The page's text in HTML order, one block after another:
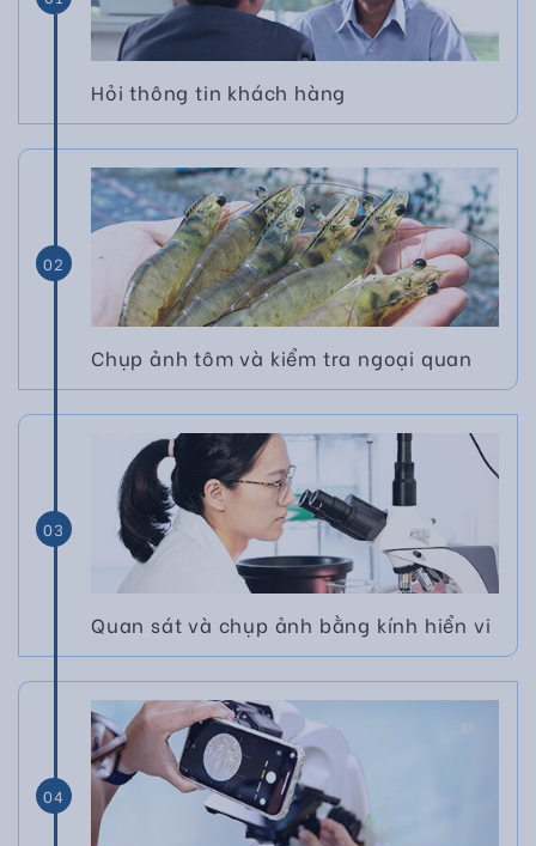
Hỏi thông tin khách hàng
02
Chụp ảnh tôm và kiểm tra ngoại quan
03
Quan sát và chụp ảnh bằng kính hiển vi
04